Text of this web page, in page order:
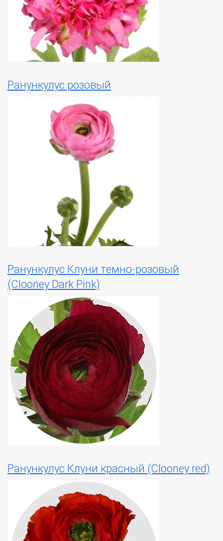
Ранункулус розовый
Ранункулус Клуни темно-розовый
(Clooney Dark Pink)
Ранункулус Клуни красный (Clooney red)